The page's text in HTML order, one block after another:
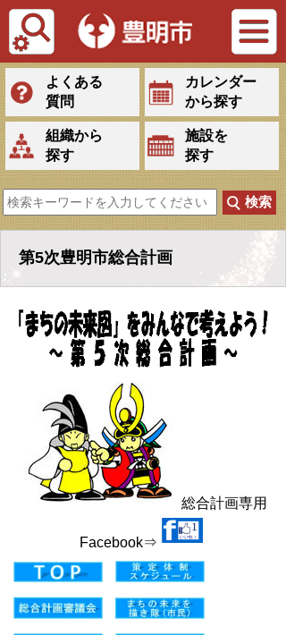
Tiếng Việt
よくある
質問
カレンダー
から探す
組織から
探す
施設を
探す
第5次豊明市総合計画
総合計画専用
Facebook⇒